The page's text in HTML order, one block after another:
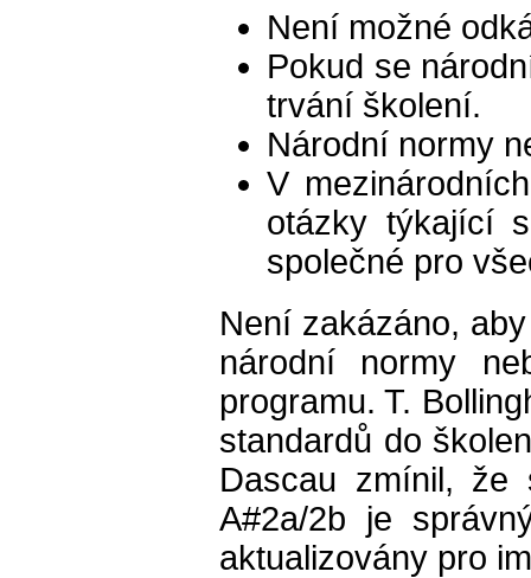
Není možné
Pokud se
trvání školení.
Národní normy
V
otázky týkající
společné pro
Není zakázáno,
národní normy
programu. T.
standardů do
Dascau zmínil, že
A#2a/2b je
aktualizovány pro